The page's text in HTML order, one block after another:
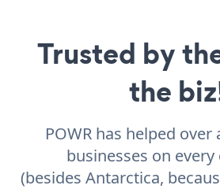
Trusted by
the
POWR has helped
businesses on
(besides Antarctica,